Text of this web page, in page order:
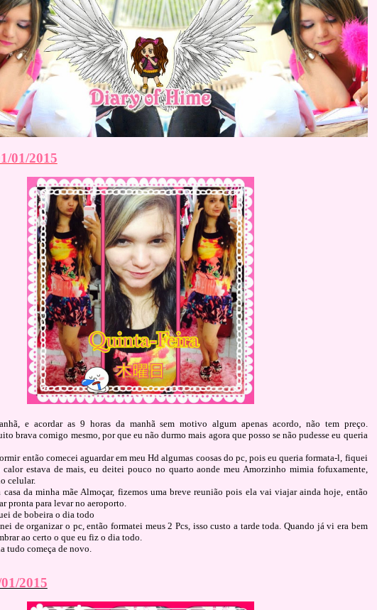
01/2015
e acordar as 9 horas da manhã sem motivo algum apenas acordo, não tem preço.
brava comigo mesmo, por que eu não durmo mais agora que posso se não pudesse eu queria
então comecei aguardar em meu Hd algumas coosas do pc, pois eu queria formata-l, fiquei
estava de mais, eu deitei pouco no quarto aonde meu Amorzinho mimia fofuxamente,
celular.
casa da minha mãe Almoçar, fizemos uma breve reunião pois ela vai viajar ainda hoje, então
pronta para levar no aeroporto.
de bobeira o dia todo
de organizar o pc, então formatei meus 2 Pcs, isso custo a tarde toda. Quando já vi era bem
ao certo o que eu fiz o dia todo.
tudo começa de novo.
2015